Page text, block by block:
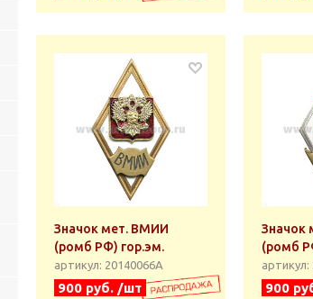
Значок мет. ВМИИ
(ромб РФ) гор.эм.
артикул: 20140066А
900 руб. /шт
Значок
(ромб
900